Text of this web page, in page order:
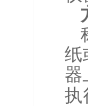
纸
器
执